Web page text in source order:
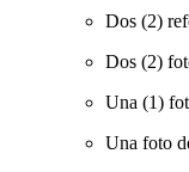
Dos (2)
Dos (2)
Una (1)
Una foto